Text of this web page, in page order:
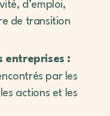
d’emploi,
de transition
entreprises :
par les
actions et les